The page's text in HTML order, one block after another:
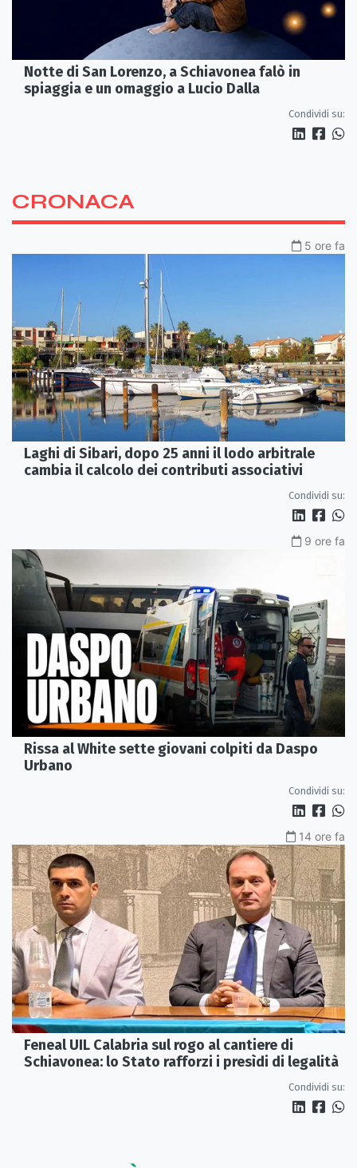
Notte di San Lorenzo, a Schiavonea falò in
spiaggia e un omaggio a Lucio Dalla
Condividi su:
CRONACA
5 ore fa
Laghi di Sibari, dopo 25 anni il lodo arbitrale
cambia il calcolo dei contributi associativi
Condividi su:
9 ore fa
Rissa al White sette giovani colpiti da Daspo
Urbano
Condividi su:
14 ore fa
Feneal UIL Calabria sul rogo al cantiere di
Schiavonea: lo Stato rafforzi i presìdi di legalità
Condividi su: